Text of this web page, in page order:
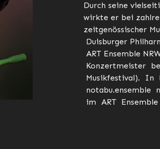
Durch seine
wirkte er bei
zeitgenössischer
Duisburger
ART Ensemble
Konzertmeister
Musikfestival). In
notabu.ensemble
im ART Ensemble